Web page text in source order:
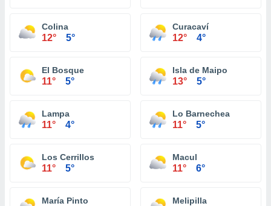
Colina
12° 5°
Curacaví
12° 4°
El Bosque
11° 5°
Isla de Maipo
13° 5°
Lampa
11° 4°
Lo Barnechea
11° 5°
Los Cerrillos
11° 5°
Macul
11° 6°
María Pinto Melipilla